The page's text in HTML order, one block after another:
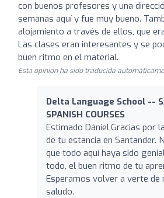
con buenos profesores y una
semanas aquí y fue muy bueno.
alojamiento a través de ellos, que
Las clases eran interesantes y se
buen ritmo en el material.
Esta opinión ha sido traducida
Delta Language School --
SPANISH COURSES
Estimado Dániel,Gracias por
de tu estancia en Santander.
que todo aquí haya sido
todo, el buen ritmo de tu
Esperamos volver a verte de
saludo.